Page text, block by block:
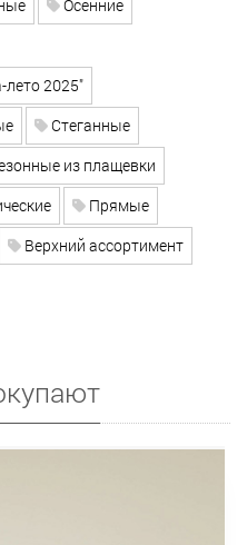
Осенние
лето 2025"
Стеганные
из плащевки
Прямые
Верхний ассортимент